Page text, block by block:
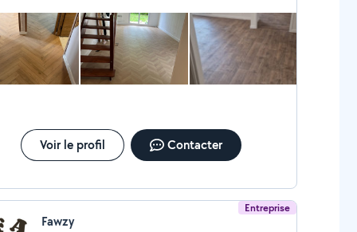
qualité/prix. Encore merci
Voir le profil Contacter
Entreprise
Fawzy